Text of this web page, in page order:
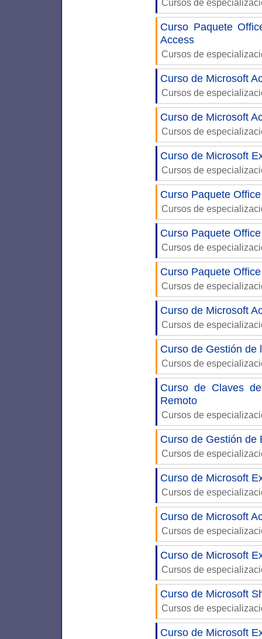
Cursos de
Curso Paquete
Access
Cursos de
Curso de Microsoft
Cursos de
Curso de Microsoft
Cursos de
Curso de Microsoft
Cursos de
Curso Paquete
Cursos de
Curso Paquete
Cursos de
Curso Paquete
Cursos de
Curso de Microsoft
Cursos de
Curso de Gestión de
Cursos de
Curso de Claves
Remoto
Cursos de
Curso de Gestión de
Cursos de
Curso de Microsoft
Cursos de
Curso de Microsoft
Cursos de
Curso de Microsoft
Cursos de
Curso de Microsoft
Cursos de
Curso de Microsoft